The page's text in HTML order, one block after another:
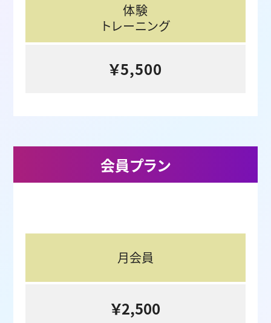
体験
トレーニング
￥5,500
会員プラン
月会員
￥2,500